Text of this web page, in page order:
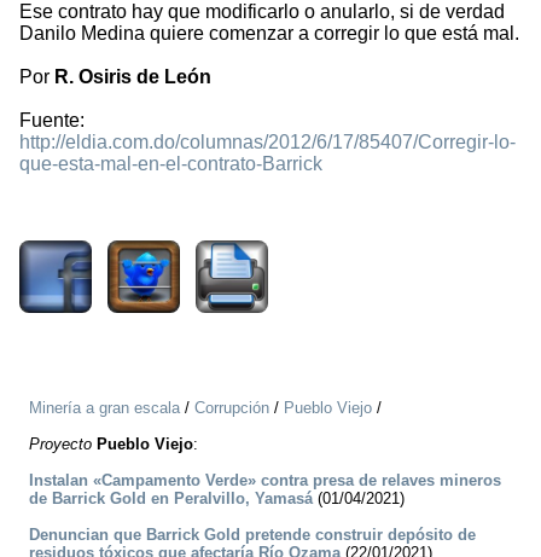
Ese contrato hay que modificarlo o anularlo, si de verdad
Danilo Medina quiere comenzar a corregir lo que está mal.
Por R. Osiris de León
Fuente:
http://eldia.com.do/columnas/2012/6/17/85407/Corregir-lo-
que-esta-mal-en-el-contrato-Barrick
Minería a gran escala/ Corrupción / Pueblo Viejo /
Proyecto Pueblo Viejo:
Instalan «Campamento Verde» contra presa de relaves mineros
de Barrick Gold en Peralvillo, Yamasá(01/04/2021)
Denuncian que Barrick Gold pretende construir depósito de
residuos tóxicos que afectaría Río Ozama(22/01/2021)